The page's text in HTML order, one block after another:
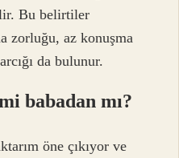
Bu belirtiler
zorluğu, az konuşma
da bulunur.
babadan mı?
öne çıkıyor ve